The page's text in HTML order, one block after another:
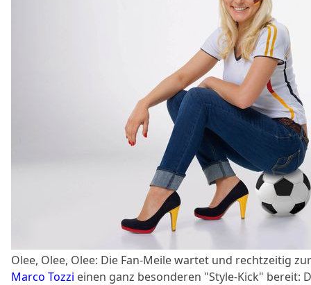
Olee, Olee, Olee: Die Fan-Meile wartet und rechtzeitig
Marco Tozzi einen ganz besonderen "Style-Kick" bereit: